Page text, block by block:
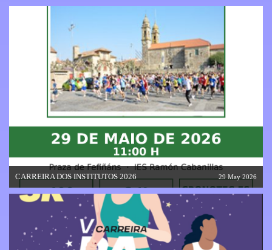
CARREIRA DOS INSTITUTOS 2026 29 May 2026